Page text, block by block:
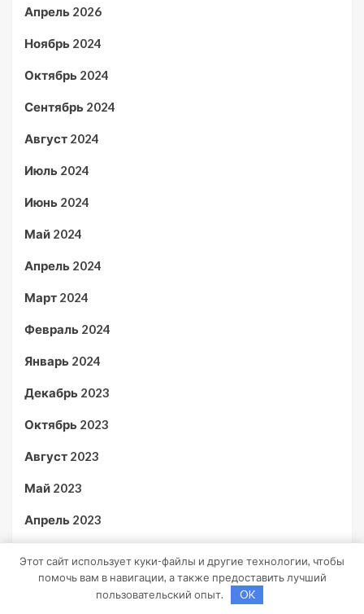
Апрель 2026
Ноябрь 2024
Октябрь 2024
Сентябрь 2024
Август 2024
Июль 2024
Июнь 2024
Май 2024
Апрель 2024
Март 2024
Февраль 2024
Январь 2024
Декабрь 2023
Октябрь 2023
Август 2023
Май 2023
Апрель 2023
Ноябрь 2022
Этот сайт использует куки-файлы и другие технологии, чтобы
помочь вам в навигации, а также предоставить лучший
пользовательский опыт.
OK